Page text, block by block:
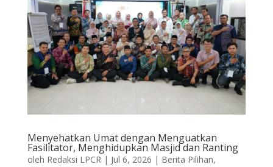
Menyehatkan Umat dengan Menguatkan
Fasilitator, Menghidupkan Masjid dan Ranting
oleh Redaksi LPCR| Jul 6, 2026 | Berita Pilihan,